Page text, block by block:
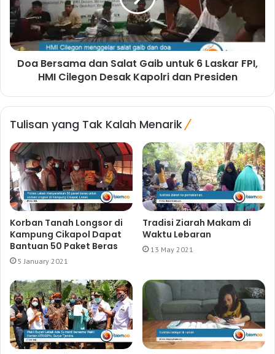
Doa Bersama dan Salat Gaib untuk 6 Laskar FPI,
HMI Cilegon Desak Kapolri dan Presiden
Tulisan yang Tak Kalah Menarik
Korban Tanah Longsor di
Kampung Cikapol Dapat
Bantuan 50 Paket Beras
5 January 2021
Tradisi Ziarah Makam di
Waktu Lebaran
13 May 2021